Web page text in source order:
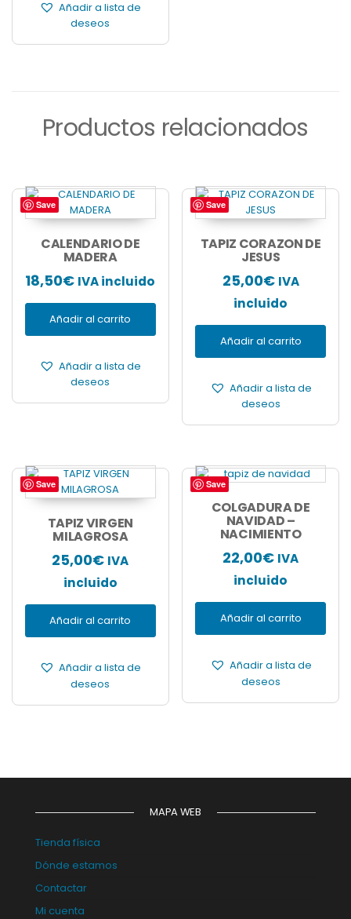
Añadir a lista de
deseos
Productos relacionados
Save
CALENDARIO DE
MADERA
18,50€ IVA incluido
Añadir al carrito
Añadir a lista de
deseos
Save
TAPIZ CORAZON DE
JESUS
25,00€ IVA
incluido
Añadir al carrito
Añadir a lista de
deseos
Save
TAPIZ VIRGEN
MILAGROSA
25,00€ IVA
incluido
Añadir al carrito
Añadir a lista de
deseos
Save
COLGADURA DE
NAVIDAD –
NACIMIENTO
22,00€ IVA
incluido
Añadir al carrito
Añadir a lista de
deseos
MAPA WEB
Tienda física
Dónde estamos
Contactar
Mi cuenta